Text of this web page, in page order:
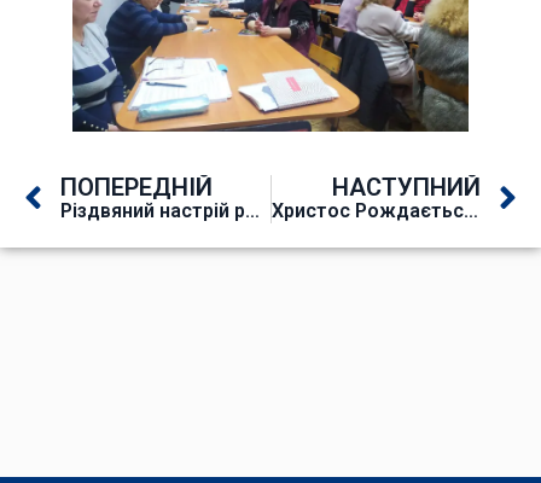
ПОПЕРЕДНІЙ
Різдвяний настрій разом з ансамблем “Славутич”
НАСТУПНИЙ
Христос Рождається!!!